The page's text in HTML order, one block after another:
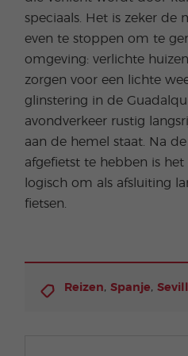
speciaals. Het is zeker de
even te stoppen om te
omgeving: verlichte
zorgen voor een lichte
glinstering in de
avondverkeer rustig
aan de hemel staat. Na
afgefietst te hebben is
logisch om als afsluiting
fietsen.
Reizen, Spanje,